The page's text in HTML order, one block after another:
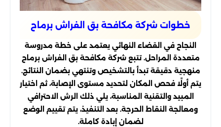
خطوات شركة مكافحة بق الفراش برماح
النجاح في القضاء النهائي يعتمد على خطة مدروسة
متعددة المراحل. تتبع شركة مكافحة بق الفراش برماح
منهجية دقيقة تبدأ بالتشخيص وتنتهي بضمان النتائج.
يتم أولًا فحص المكان لتحديد مستوى الإصابة، ثم اختيار
المبيد والتقنية المناسبة، يلي ذلك الرش الاحترافي
ومعالجة النقاط الحرجة. بعد التنفيذ، يتم تقييم الوضع
لضمان إبادة كاملة.